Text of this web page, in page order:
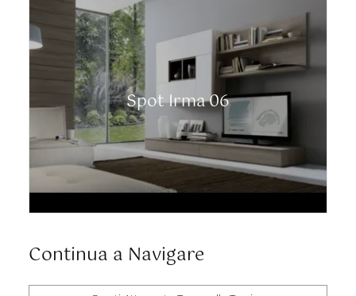
Spot Irma 06
Continua a Navigare